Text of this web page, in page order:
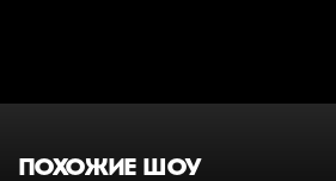
ПОХОЖИЕ ШОУ